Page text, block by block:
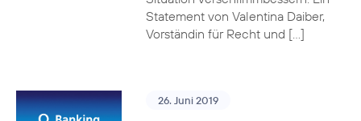
Statement von Valentina Daiber,
Vorständin für Recht und […]
26. Juni 2019